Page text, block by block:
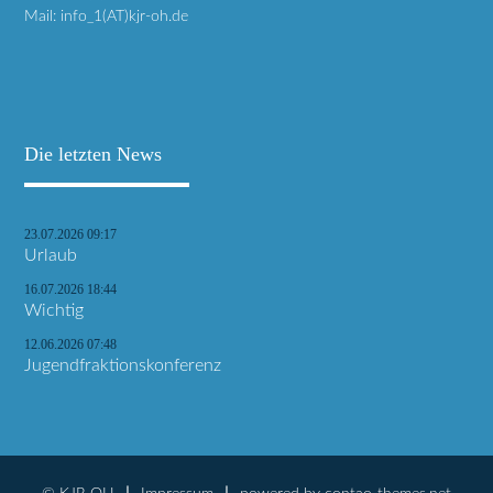
Mail: info_1(AT)kjr-oh.de
Die letzten News
23.07.2026 09:17
Urlaub
16.07.2026 18:44
Wichtig
12.06.2026 07:48
Jugendfraktionskonferenz